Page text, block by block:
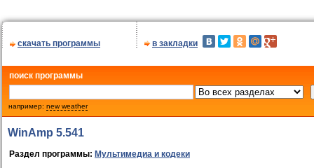
скачать программы в закладки
поиск программы
например: new weather
WinAmp 5.541
Раздел программы: Мультимедиа и кодеки